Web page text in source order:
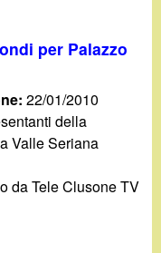
per Palazzo
22/01/2010
della
Valle Seriana
da Tele Clusone TV